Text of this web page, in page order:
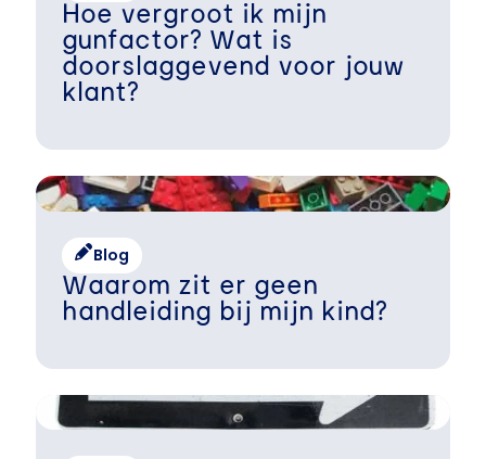
Hoe vergroot ik mijn
gunfactor? Wat is
doorslaggevend voor jouw
klant?
Blog
Waarom zit er geen
handleiding bij mijn kind?